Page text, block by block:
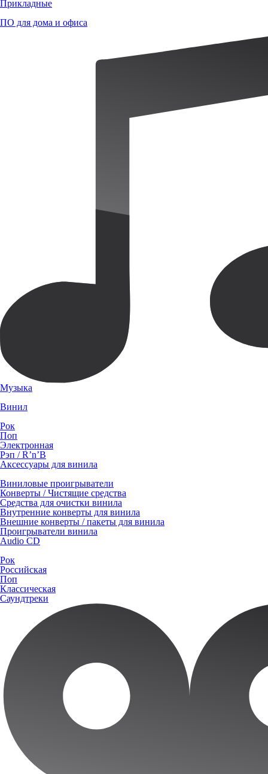
Прикладные
ПО для дома и офиса
Музыка
Винил
Рок
Поп
Электронная
Рэп / R’n’B
Аксессуары для винила
Виниловые проигрыватели
Конверты / Чистящие средства
Средства для очистки винила
Внутренние конверты для винила
Внешние конверты / пакеты для винила
Проигрыватели винила
Audio CD
Рок
Российская
Поп
Классическая
Саундтреки